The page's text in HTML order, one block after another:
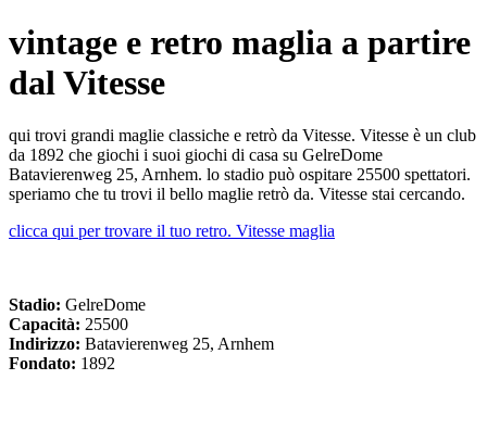
vintage e retro maglia a partire
dal Vitesse
qui trovi grandi maglie classiche e retrò da Vitesse. Vitesse è un club
da 1892 che giochi i suoi giochi di casa su GelreDome
Batavierenweg 25, Arnhem. lo stadio può ospitare 25500 spettatori.
speriamo che tu trovi il bello maglie retrò da. Vitesse stai cercando.
clicca qui per trovare il tuo retro. Vitesse maglia
Stadio: GelreDome
Capacità: 25500
Indirizzo: Batavierenweg 25, Arnhem
Fondato: 1892